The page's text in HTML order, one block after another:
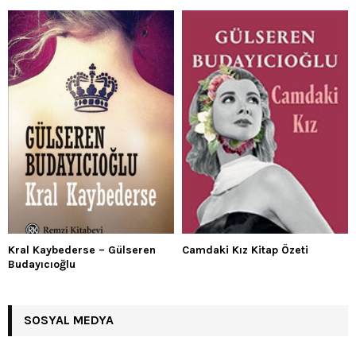
Kral Kaybederse – Gülseren
Budayıcıoğlu
Camdaki Kız Kitap Özeti
SOSYAL MEDYA